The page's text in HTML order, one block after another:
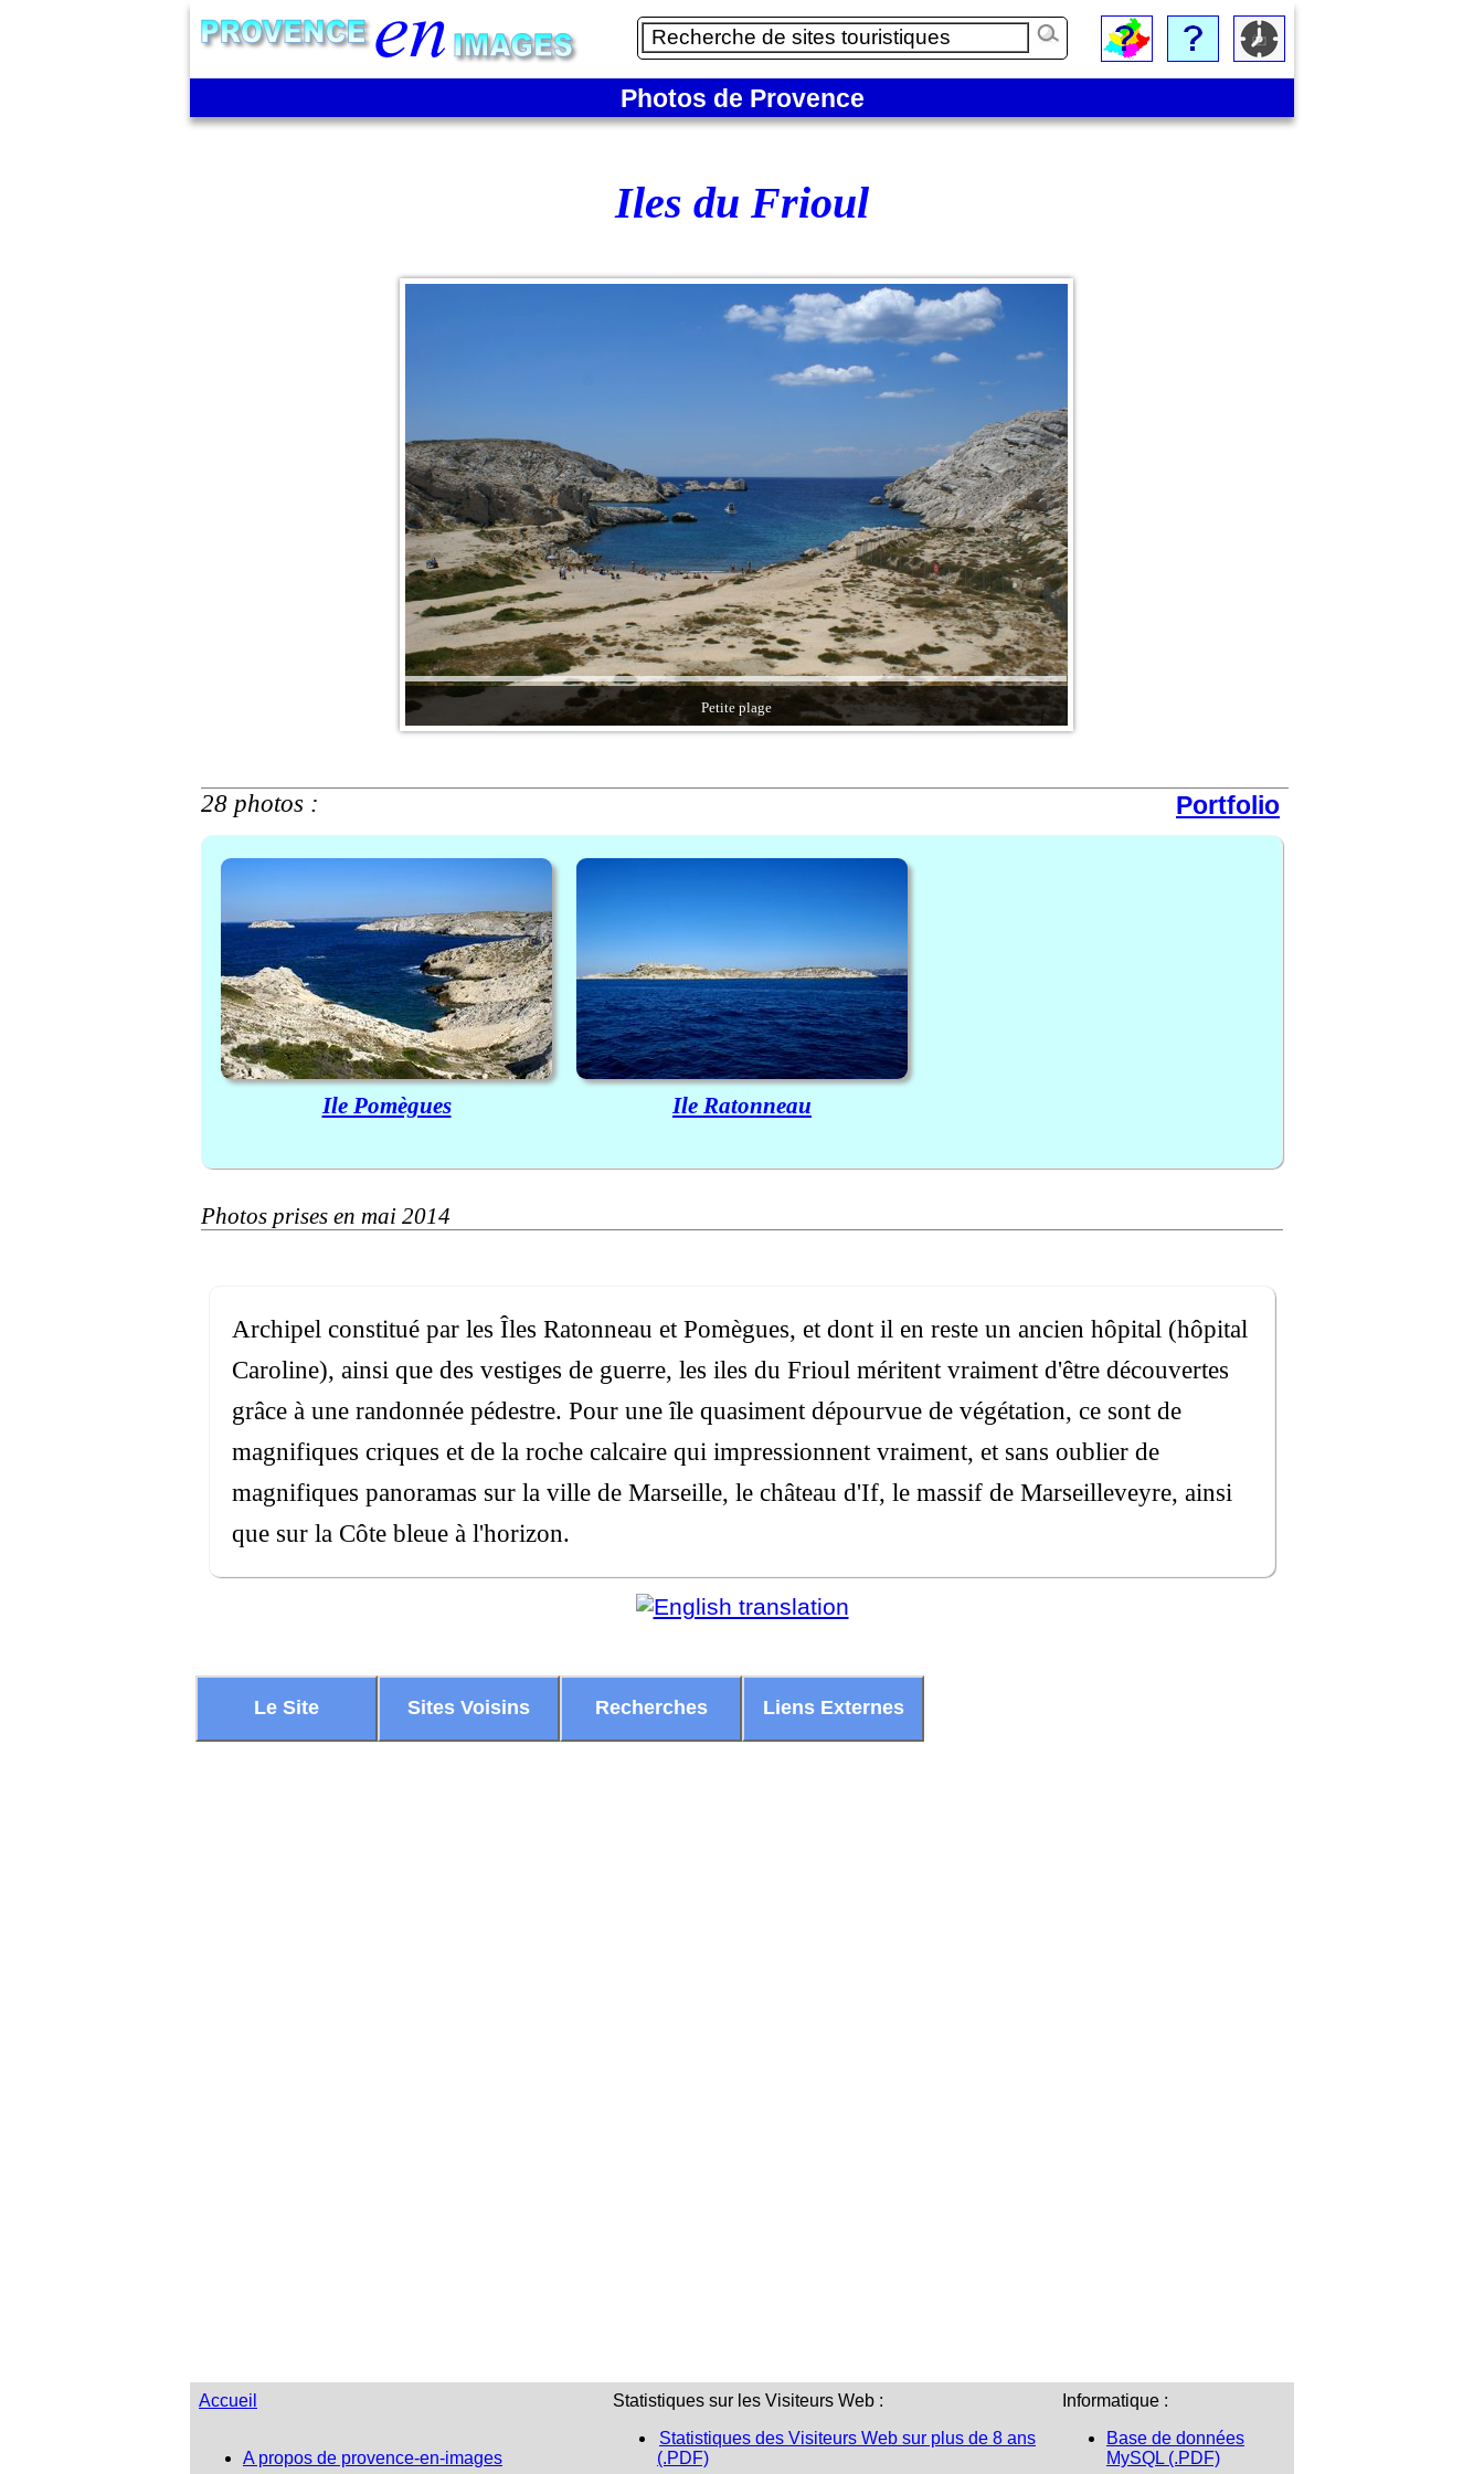
Photos de Provence
Iles du Frioul
Petite plage
28 photos : Portfolio
Ile Pomègues Ile Ratonneau
Photos prises en mai 2014
Archipel constitué par les Îles Ratonneau et Pomègues, et dont il en reste un ancien hôpital (hôpital
Caroline), ainsi que des vestiges de guerre, les iles du Frioul méritent vraiment d'être découvertes
grâce à une randonnée pédestre. Pour une île quasiment dépourvue de végétation, ce sont de
magnifiques criques et de la roche calcaire qui impressionnent vraiment, et sans oublier de
magnifiques panoramas sur la ville de Marseille, le château d'If, le massif de Marseilleveyre, ainsi
que sur la Côte bleue à l'horizon.
Le Site Sites Voisins Recherches Liens Externes
Accueil
A propos de provence-en-images
Statistiques sur les Visiteurs Web :
Statistiques des Visiteurs Web sur plus de 8 ans
(.PDF)
Informatique :
Base de données
MySQL (.PDF)